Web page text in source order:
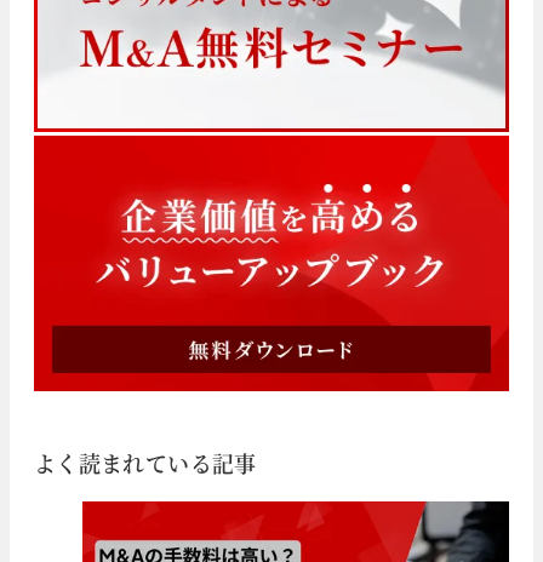
よく読まれている記事